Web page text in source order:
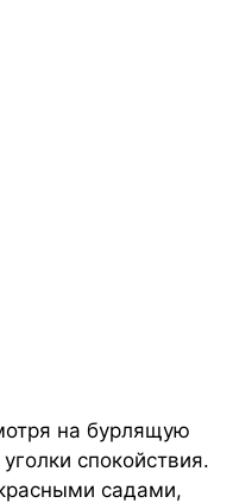
на бурлящую
спокойствия.
садами,